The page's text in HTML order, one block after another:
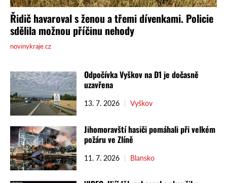
Odpočívka Vyškov na D1 je dočasně
uzavřena
13. 7. 2026 Vyškov
Jihomoravští hasiči pomáhali při velkém
požáru ve Zlíně
11. 7. 2026 Blansko